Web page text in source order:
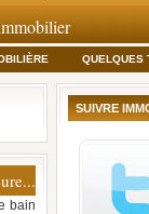
QUELQUES
bain
SUIVRE